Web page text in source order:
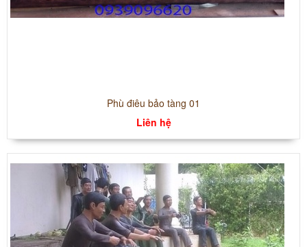
Phù điêu bảo tàng 01
Liên hệ